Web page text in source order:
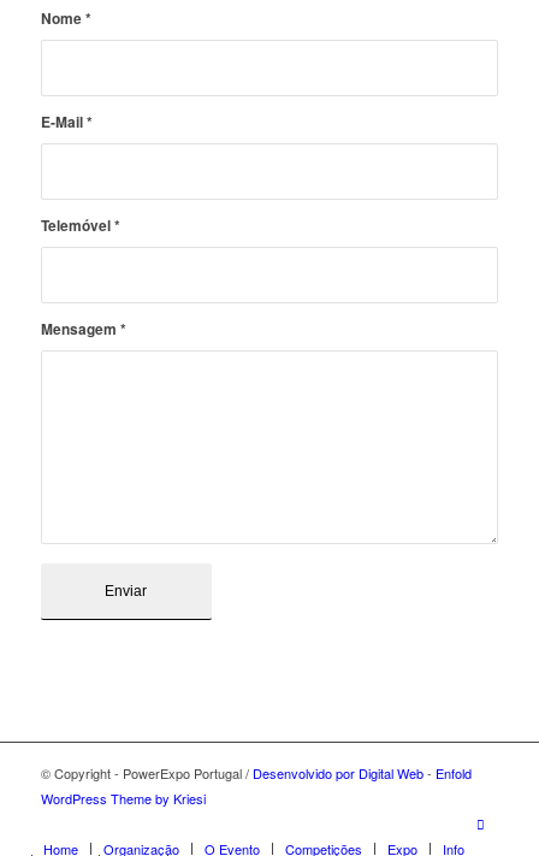
Nome*
E-Mail*
Telemóvel*
Mensagem *
© Copyright - PowerExpo Portugal / Desenvolvido por Digital Web- Enfold
WordPress Theme by Kriesi
Home Organização O Evento Competições Expo Info